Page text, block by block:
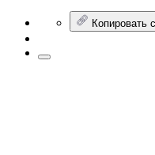
Копировать